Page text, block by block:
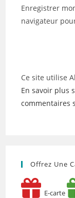
(facultatif)
Enregistrer
navigateur
Ce site utilise
En savoir plus
commentaires
Offrez Une
E-carte